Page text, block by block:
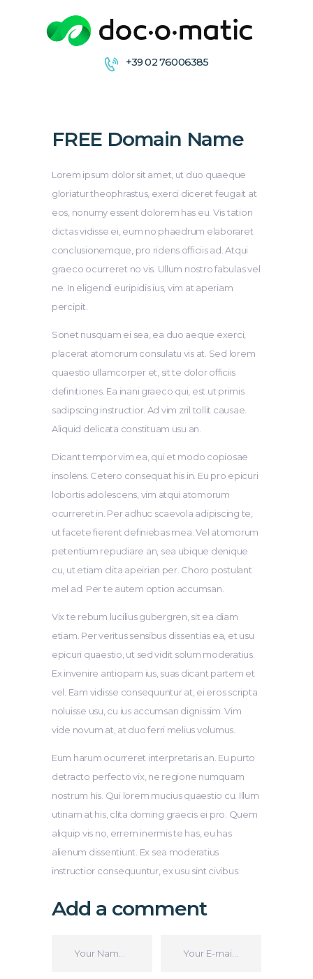
+39 02 76006385
ARCHIVIA &
FIRMA
FREE Domain Name
Lorem ipsum dolor sit amet, ut duo quaeque
gloriatur theophrastus, exerci diceret feugait at
eos, nonumy essent dolorem has eu. Vis tation
dictas vidisse ei, eum no phaedrum elaboraret
conclusionemque, pro ridens officiis ad. Atqui
graeco ocurreret no vis. Ullum nostro fabulas vel
ne. In eligendi euripidis ius, vim at aperiam
percipit.
Sonet nusquam ei sea, ea duo aeque exerci,
placerat atomorum consulatu vis at. Sed lorem
quaestio ullamcorper et, sit te dolor officiis
definitiones. Ea inani graeco qui, est ut primis
sadipscing instructior. Ad vim zril tollit causae.
Aliquid delicata constituam usu an.
Dicant tempor vim ea, qui et modo copiosae
insolens. Cetero consequat his in. Eu pro epicuri
lobortis adolescens, vim atqui atomorum
ocurreret in. Per adhuc scaevola adipiscing te,
ut facete fierent definiebas mea. Vel atomorum
petentium repudiare an, sea ubique denique
cu, ut etiam clita apeirian per. Choro postulant
mel ad. Per te autem option accumsan.
Vix te rebum lucilius gubergren, sit ea diam
etiam. Per veritus sensibus dissentias ea, et usu
epicuri quaestio, ut sed vidit solum moderatius.
Ex invenire antiopam ius, suas dicant partem et
vel. Eam vidisse consequuntur at, ei eros scripta
noluisse usu, cu ius accumsan dignissim. Vim
vide novum at, at duo ferri melius volumus.
Eum harum ocurreret interpretaris an. Eu purto
detracto perfecto vix, ne regione numquam
nostrum his. Qui lorem mucius quaestio cu. Illum
utinam at his, clita doming graecis ei pro. Quem
aliquip vis no, errem inermis te has, eu has
alienum dissentiunt. Ex sea moderatius
instructior consequuntur, ex usu sint civibus.
Add a comment